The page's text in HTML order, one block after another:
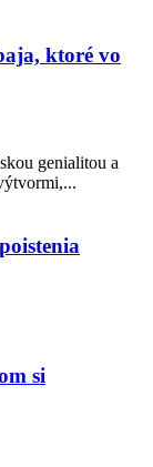
ktoré vo
genialitou a
si